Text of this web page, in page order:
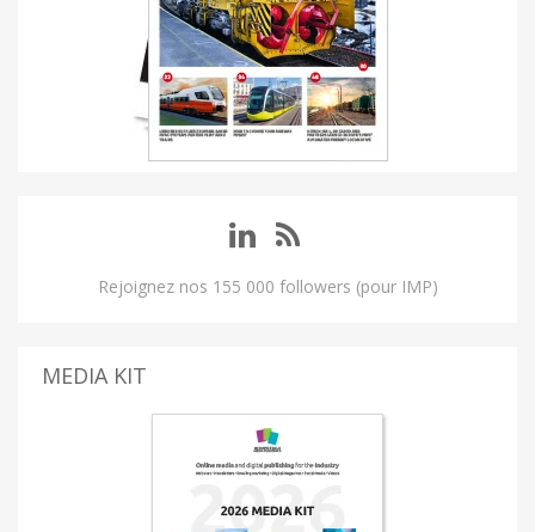
Rejoignez nos 155 000 followers (pour IMP)
MEDIA KIT